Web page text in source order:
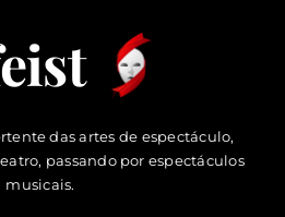
das artes de espectáculo,
passando por espectáculos
musicais.